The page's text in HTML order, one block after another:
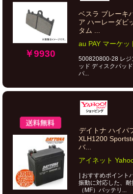
￥9930
ベスラ ブレーキ
ア ハーレーダビ
タム ...
au PAY マーケッ
500820800-28 レジ
ッド ディスクパッ
パ...
デイトナ ハイパ
XLH1200
バ...
アイネット
| おすすめポイン
振動に対応した、
（MF）バッテリ...